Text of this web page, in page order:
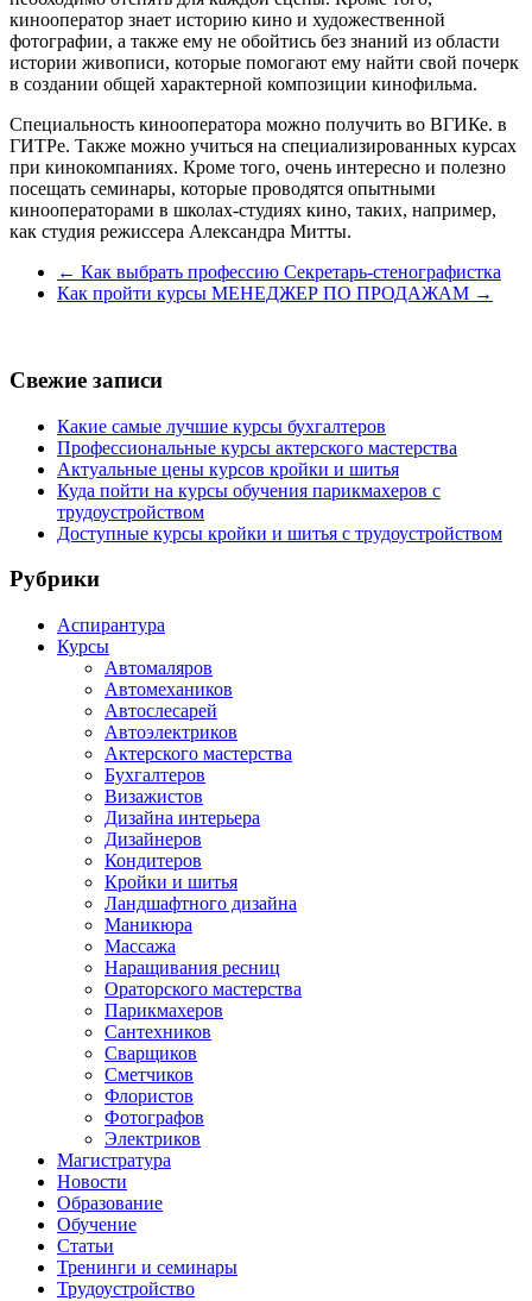
кинооператор знает историю кино и художественной
фотографии, а также ему не обойтись без знаний из области
истории живописи, которые помогают ему найти свой почерк
в создании общей характерной композиции кинофильма.
Специальность кинооператора можно получить во ВГИКе. в
ГИТРе. Также можно учиться на специализированных курсах
при кинокомпаниях. Кроме того, очень интересно и полезно
посещать семинары, которые проводятся опытными
кинооператорами в школах-студиях кино, таких, например,
как студия режиссера Александра Митты.
← Как выбрать профессию Секретарь-стенографистка
Как пройти курсы МЕНЕДЖЕР ПО ПРОДАЖАМ →
Свежие записи
Какие самые лучшие курсы бухгалтеров
Профессиональные курсы актерского мастерства
Актуальные цены курсов кройки и шитья
Куда пойти на курсы обучения парикмахеров с
трудоустройством
Доступные курсы кройки и шитья с трудоустройством
Рубрики
Аспирантура
Курсы
Автомаляров
Автомехаников
Автослесарей
Автоэлектриков
Актерского мастерства
Бухгалтеров
Визажистов
Дизайна интерьера
Дизайнеров
Кондитеров
Кройки и шитья
Ландшафтного дизайна
Маникюра
Массажа
Наращивания ресниц
Ораторского мастерства
Парикмахеров
Сантехников
Сварщиков
Сметчиков
Флористов
Фотографов
Электриков
Магистратура
Новости
Образование
Обучение
Статьи
Тренинги и семинары
Трудоустройство